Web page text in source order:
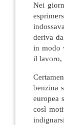
Nei
deriva
in modo
il lavoro,
benzina
europea
così